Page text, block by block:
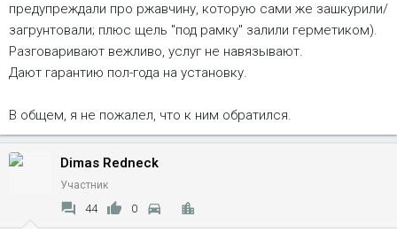
предупреждали про ржавчину, которую сами же зашкурили/
загрунтовали; плюс щель "под рамку" залили герметиком).
Разговаривают вежливо, услуг не навязывают.
Дают гарантию пол-года на установку.
В общем, я не пожалел, что к ним обратился.
Dimas Redneck
Участник
44 0